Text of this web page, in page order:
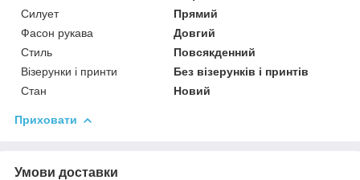
Силует
Прямий
Фасон рукава
Довгий
Стиль
Повсякденний
Візерунки і принти
Без візерунків і принтів
Стан
Новий
Приховати
Умови доставки